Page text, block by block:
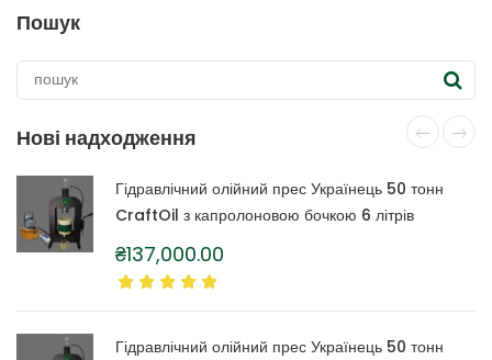
кілька
варіантів.
Параметри
можна
вибрати
на
сторінці
товару
Пошук
Нові надходження
Гідравлічний олійний прес Українець 50 тонн
CraftOil з капролоновою бочкою 6 літрів
₴137,000.00
Гідравлічний олійний прес Українець 50 тонн